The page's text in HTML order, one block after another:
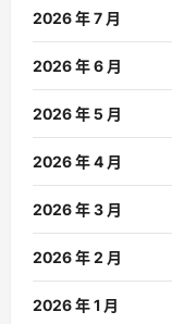
2026 年 7 月
2026 年 6 月
2026 年 5 月
2026 年 4 月
2026 年 3 月
2026 年 2 月
2026 年 1 月